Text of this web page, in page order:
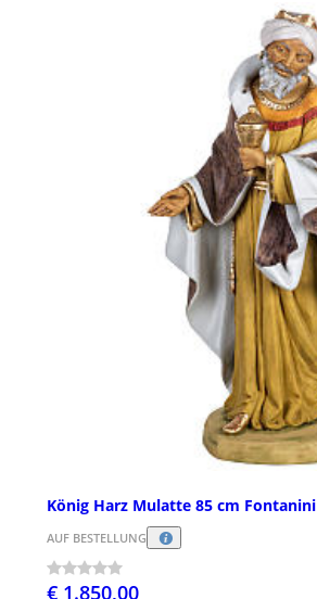
König Harz Mulatte 85 cm Fontanini
AUF BESTELLUNG
€ 1.850,00